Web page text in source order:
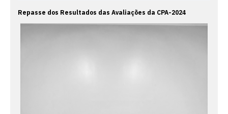
Repasse dos Resultados das Avaliações da CPA-2024